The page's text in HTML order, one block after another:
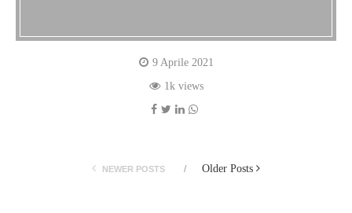
9 Aprile 2021
1k views
NEWER POSTS Older Posts